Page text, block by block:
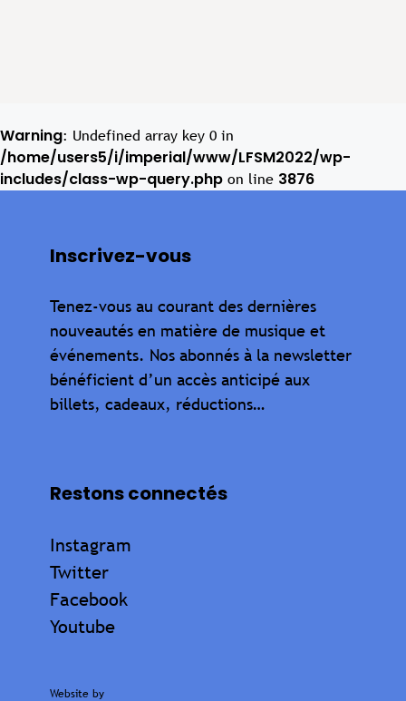
Warning: Undefined array key 0 in
/home/users5/i/imperial/www/LFSM2022/wp-
includes/class-wp-query.php on line 3876
Inscrivez-vous
Tenez-vous au courant des dernières
nouveautés en matière de musique et
événements. Nos abonnés à la newsletter
bénéficient d’un accès anticipé aux
billets, cadeaux, réductions…
Restons connectés
Instagram
Twitter
Facebook
Youtube
Website by